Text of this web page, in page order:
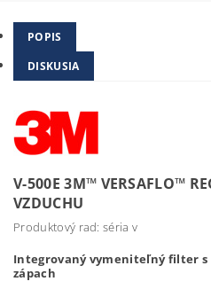
POPIS
DISKUSIA
V-500E 3M™ VERSAFLO™
VZDUCHU
Produktový rad: séria v
Integrovaný vymeniteľný filter
zápach